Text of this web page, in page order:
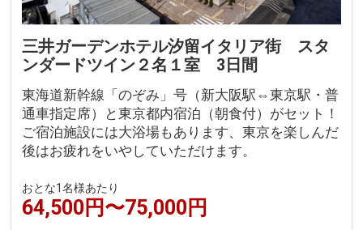
三井ガーデンホテル汐留イタリア街 スタ
ンダードツイン２名１室 3日間
東海道新幹線「のぞみ」号（新大阪駅⇔東京駅・普
通車指定席）と東京都内宿泊（朝食付）がセット！
ご宿泊施設には大浴場もあります、東京を楽しんだ
後はお疲れをいやしていただけます。
おとな1名様あたり
64,500円〜75,000円